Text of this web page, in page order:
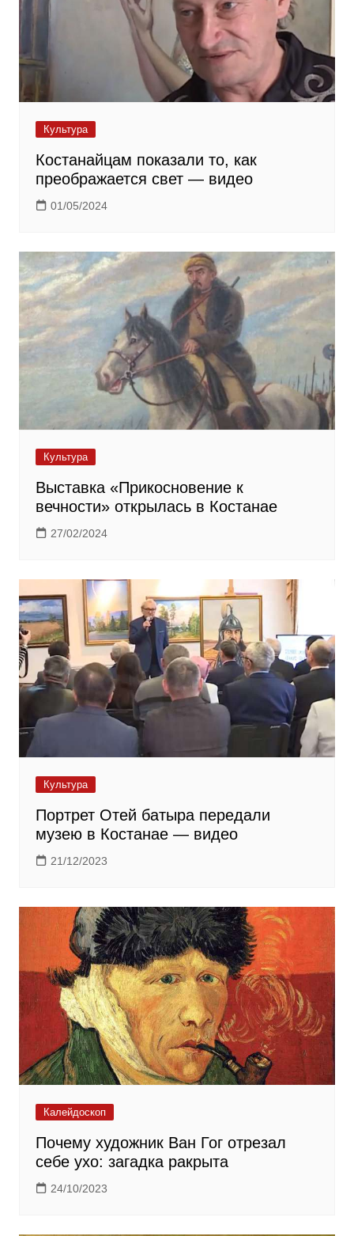
Культура
Костанайцам показали то, как
преображается свет — видео
01/05/2024
Культура
Выставка «Прикосновение к
вечности» открылась в Костанае
27/02/2024
Культура
Портрет Отей батыра передали
музею в Костанае — видео
21/12/2023
Калейдоскоп
Почему художник Ван Гог отрезал
себе ухо: загадка ракрыта
24/10/2023